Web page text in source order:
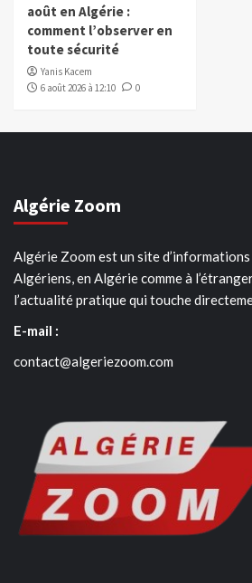
août en Algérie :
comment l’observer en
toute sécurité
Yanis Kacem
6 août 2026 à 12:10
0
Algérie Zoom
Algérie Zoom est un site
Algériens, en Algérie comme à
l’actualité pratique qui touche
E-mail :
contact@algeriezoom.com